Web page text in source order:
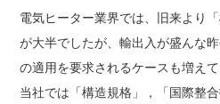
電気ヒーター業界では、旧来より
が大半でしたが、輸出入が盛んな
の適用を要求されるケースも増えて
当社では「構造規格」，「国際整